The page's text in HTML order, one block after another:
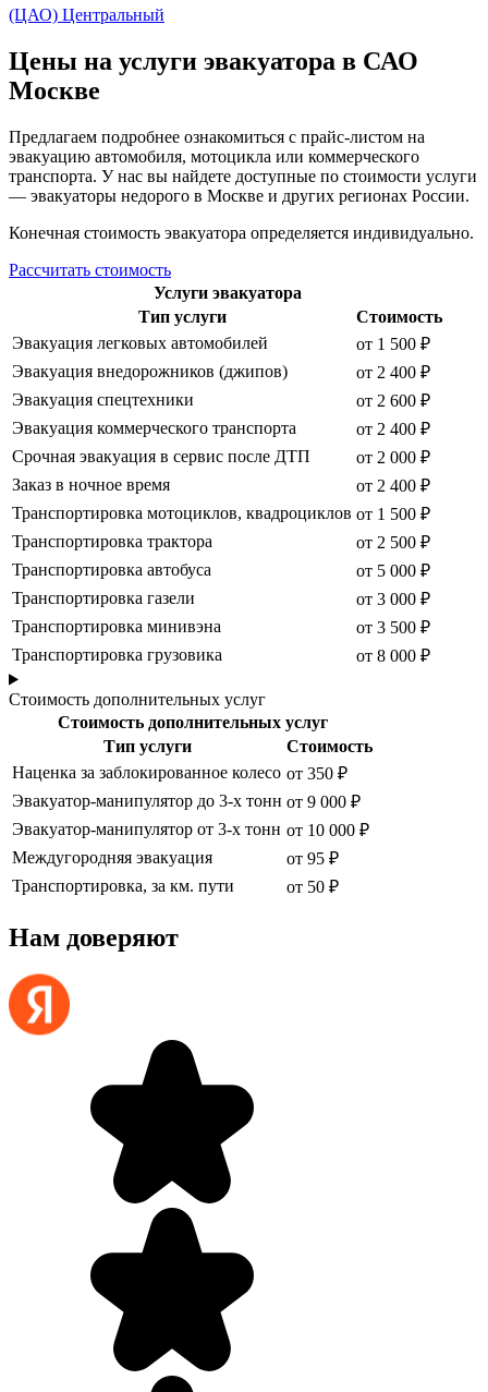
(ЦАО) Центральный
Цены на услуги эвакуатора в САО
Москве
Предлагаем подробнее ознакомиться с прайс-листом на
эвакуацию автомобиля, мотоцикла или коммерческого
транспорта. У нас вы найдете доступные по стоимости услуги
— эвакуаторы недорого в Москве и других регионах России.
Конечная стоимость эвакуатора определяется индивидуально.
Рассчитать стоимость
Услуги эвакуатора
Тип услуги
Стоимость
Эвакуация легковых автомобилей
от 1 500 ₽
Эвакуация внедорожников (джипов)
от 2 400 ₽
Эвакуация спецтехники
от 2 600 ₽
Эвакуация коммерческого транспорта
от 2 400 ₽
Срочная эвакуация в сервис после ДТП
от 2 000 ₽
Заказ в ночное время
от 2 400 ₽
Транспортировка мотоциклов, квадроциклов от 1 500 ₽
Транспортировка трактора
от 2 500 ₽
Транспортировка автобуса
от 5 000 ₽
Транспортировка газели
от 3 000 ₽
Транспортировка минивэна
от 3 500 ₽
Транспортировка грузовика
от 8 000 ₽
Стоимость дополнительных услуг
Стоимость дополнительных услуг
Тип услуги
Стоимость
Наценка за заблокированное колесо от 350 ₽
Эвакуатор-манипулятор до 3-х тонн от 9 000 ₽
Эвакуатор-манипулятор от 3-х тонн от 10 000 ₽
Междугородняя эвакуация
от 95 ₽
Транспортировка, за км. пути
от 50 ₽
Нам доверяют